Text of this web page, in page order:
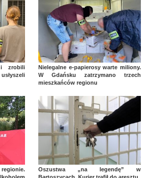
i zrobili
Nielegalne e-papierosy warte miliony.
W Gdańsku zatrzymano trzech
mieszkańców regionu
Oszustwa „na legendę” w